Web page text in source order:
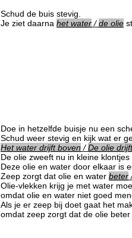
Schud de buis stevig.
Je ziet daarna het water/de olie
Doe in hetzelfde buisje nu een
Schud weer stevig en kijk wat er
Het water drijft boven /De olie
De olie zweeft nu in kleine
Deze olie en water door elkaar is
Zeep zorgt dat olie en water beter
Olie-vlekken krijg je met water
omdat olie en water niet goed
Als je er zeep bij doet gaat het
omdat zeep zorgt dat de olie